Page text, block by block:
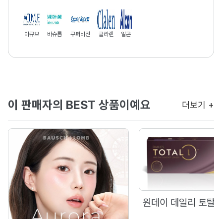
아큐브 바슈롬 쿠퍼비전 클라렌 알콘
이 판매자의 BEST 상품이예요 더보기 +